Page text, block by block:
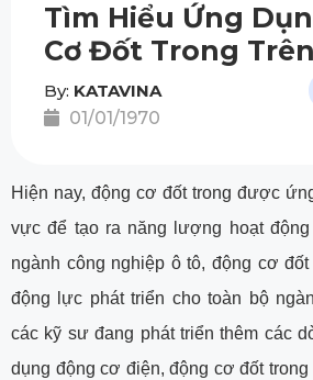
Tìm Hiểu Ứng
Cơ Đốt Trong
By: KATAVINA
01/01/1970
Hiện nay, động cơ đốt trong được
vực để tạo ra năng lượng hoạt động
ngành công nghiệp ô tô, động cơ
động lực phát triển cho toàn bộ
các kỹ sư đang phát triển thêm các
dụng động cơ điện, động cơ đốt